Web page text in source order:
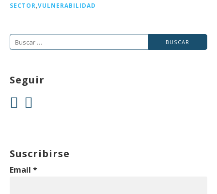
SECTOR,VULNERABILIDAD
Buscar:
Seguir
Suscribirse
Email *